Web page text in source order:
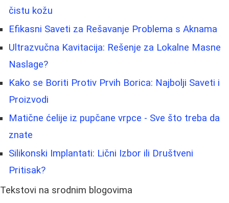
čistu kožu
Efikasni Saveti za Rešavanje Problema s Aknama
Ultrazvučna Kavitacija: Rešenje za Lokalne Masne
Naslage?
Kako se Boriti Protiv Prvih Borica: Najbolji Saveti i
Proizvodi
Matične ćelije iz pupčane vrpce - Sve što treba da
znate
Silikonski Implantati: Lični Izbor ili Društveni
Pritisak?
Tekstovi na srodnim blogovima